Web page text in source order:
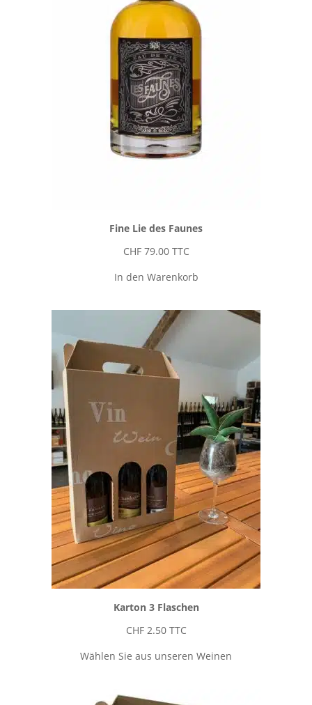
Fine Lie des Faunes
CHF79.00 TTC
In den Warenkorb
Karton 3 Flaschen
CHF2.50 TTC
Wählen Sie aus unseren Weinen